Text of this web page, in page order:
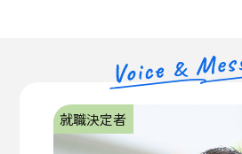
先輩からの応援メッセージ
心理学部
数字でわかる愛知淑徳大学
学長メッセージ
星が丘キャンパス
愛知淑徳大学生の1年
就職サポート
キャリア教育・インターンシップ
在学生・卒業生の声
就職決定者